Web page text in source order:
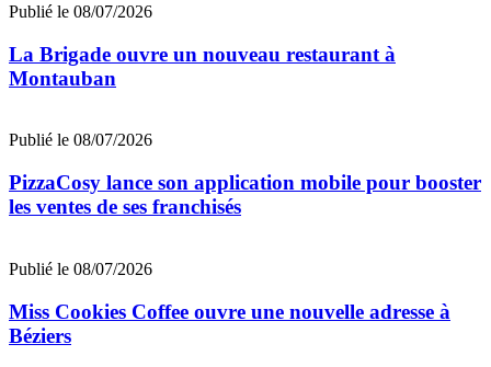
Publié le 08/07/2026
La Brigade ouvre un nouveau restaurant à
Montauban
Publié le 08/07/2026
PizzaCosy lance son application mobile pour booster
les ventes de ses franchisés
Publié le 08/07/2026
Miss Cookies Coffee ouvre une nouvelle adresse à
Béziers